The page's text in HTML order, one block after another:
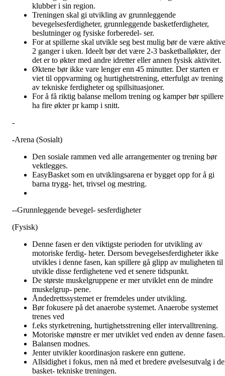
klubber i sin region.
Treningen skal gi utvikling av grunnleggende
bevegelsesferdigheter, grunnleggende basketferdigheter,
beslutninger og fysiske forberedel- ser.
For at spillerne skal utvikle seg best mulig bør de være aktive
2 ganger i uken. Ideelt bør det være 2-3 basketballøkter, der
det er to økter med andre idretter eller annen fysisk aktivitet.
Øktene bør ikke vare lenger enn 45 minutter. Der starten er
viet til oppvarming og hurtighetstrening, etterfulgt av trening
av tekniske ferdigheter og spillsituasjoner.
For å få riktig balanse mellom trening og kamper bør spillere
ha fire økter pr kamp i snitt.
-
-Arena (Sosialt)
Den sosiale rammen ved alle arrangementer og trening bør
vektlegges.
EasyBasket som en utviklingsarena er bygget opp for å gi
barna trygg- het, trivsel og mestring.
--Grunnleggende bevegel- sesferdigheter
(Fysisk)
Denne fasen er den viktigste perioden for utvikling av
motoriske ferdig- heter. Dersom bevegelsesferdigheter ikke
utvikles i denne fasen, kan spillere gå glipp av muligheten til
utvikle disse ferdighetene ved et senere tidspunkt.
De største muskelgruppene er mer utviklet enn de mindre
muskelgrup- pene.
Åndedrettssystemet er fremdeles under utvikling.
Bør fokusere på det anaerobe systemet. Anaerobe systemet
trenes ved
f.eks styrketrening, hurtighetsstrening eller intervalltrening.
Motoriske mønstre er mer utviklet ved enden av denne fasen.
Balansen modnes.
Jenter utvikler koordinasjon raskere enn guttene.
Allsidighet i fokus, men nå med et bredere øvelsesutvalg i
basket- tekniske treningen.